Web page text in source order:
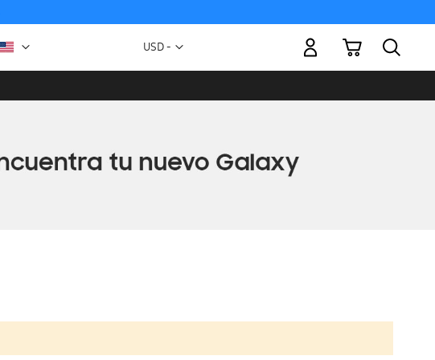
Moneda
USD -
Mi carrito